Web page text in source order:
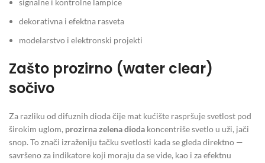
signalne i kontrolne lampice
dekorativna i efektna rasveta
modelarstvo i elektronski projekti
Zašto prozirno (water clear)
sočivo
Za razliku od difuznih dioda čije mat kućište raspršuje svetlost pod
širokim uglom, prozirna zelena dioda koncentriše svetlo u uži, jači
snop. To znači izraženiju tačku svetlosti kada se gleda direktno —
savršeno za indikatore koji moraju da se vide, kao i za efektnu